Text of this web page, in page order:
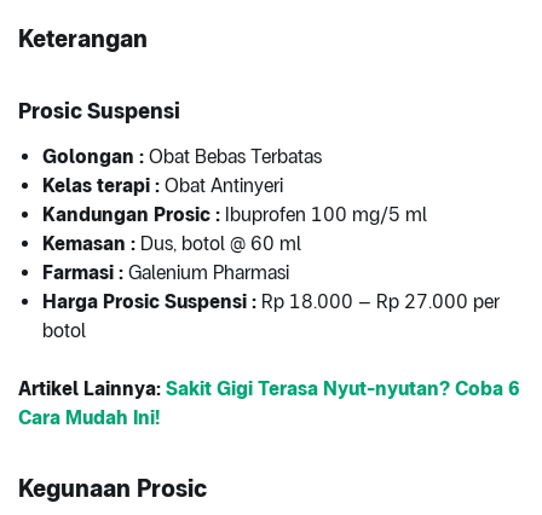
Keterangan
Prosic Suspensi
Golongan : Obat Bebas Terbatas
Kelas terapi : Obat Antinyeri
Kandungan Prosic : Ibuprofen 100 mg/5 ml
Kemasan : Dus, botol @ 60 ml
Farmasi : Galenium Pharmasi
Harga Prosic Suspensi : Rp 18.000 – Rp 27.000 per
botol
Artikel Lainnya: Sakit Gigi Terasa Nyut-nyutan? Coba 6
Cara Mudah Ini!
Kegunaan Prosic